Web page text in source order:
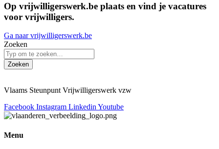
Op vrijwilligerswerk.be plaats en vind je vacatures
voor vrijwilligers.
Ga naar vrijwilligerswerk.be
Zoeken
Zoeken
Vlaams Steunpunt Vrijwilligerswerk vzw
Facebook Instagram Linkedin Youtube
Menu